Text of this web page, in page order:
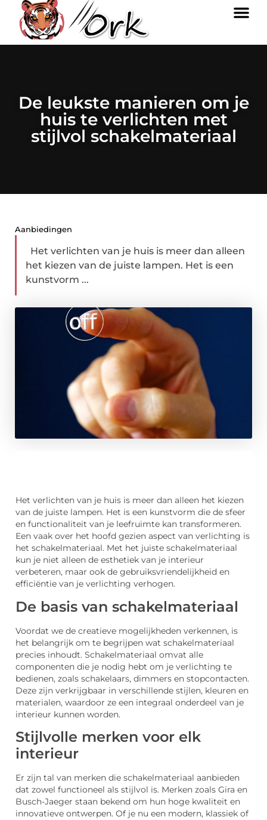
De leukste manieren om je
huis te verlichten met
stijlvol schakelmateriaal
Aanbiedingen
Het verlichten van je huis is meer dan alleen
het kiezen van de juiste lampen. Het is een
kunstvorm ...
Het verlichten van je huis is meer dan alleen het kiezen
van de juiste lampen. Het is een kunstvorm die de sfeer
en functionaliteit van je leefruimte kan transformeren.
Een vaak over het hoofd gezien aspect van verlichting is
het schakelmateriaal. Met het juiste schakelmateriaal
kun je niet alleen de esthetiek van je interieur
verbeteren, maar ook de gebruiksvriendelijkheid en
efficiëntie van je verlichting verhogen.
De basis van schakelmateriaal
Voordat we de creatieve mogelijkheden verkennen, is
het belangrijk om te begrijpen wat schakelmateriaal
precies inhoudt. Schakelmateriaal omvat alle
componenten die je nodig hebt om je verlichting te
bedienen, zoals schakelaars, dimmers en stopcontacten.
Deze zijn verkrijgbaar in verschillende stijlen, kleuren en
materialen, waardoor ze een integraal onderdeel van je
interieur kunnen worden.
Stijlvolle merken voor elk
interieur
Er zijn tal van merken die schakelmateriaal aanbieden
dat zowel functioneel als stijlvol is. Merken zoals Gira en
Busch-Jaeger staan bekend om hun hoge kwaliteit en
innovatieve ontwerpen. Of je nu een modern, klassiek of